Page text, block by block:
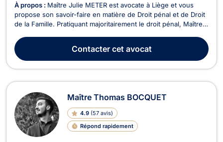
À propos : Maître Julie METER est avocate à Liège et vous
propose son savoir-faire en matière de Droit pénal et de Droit
de la Famille. Pratiquant majoritairement le droit pénal, Maître
auteur ou victime d’infractions. Elle sera présente à vos côtés
lors de toutes les étapes de ...
Contactercet avocat
Maître Thomas BOCQUET
4.9 (57 avis)
Répond rapidement